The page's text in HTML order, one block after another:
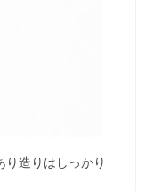
造りはしっかり